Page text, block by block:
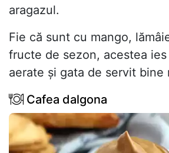
aragazul.
Fie că sunt cu mango,
fructe de sezon, acestea ies
aerate și gata de servit bine
Cafea dalgona